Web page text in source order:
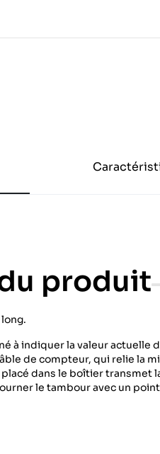
produit
à indiquer la valeur actuelle
de compteur, qui relie la
placé dans le boîtier transmet
le tambour avec un